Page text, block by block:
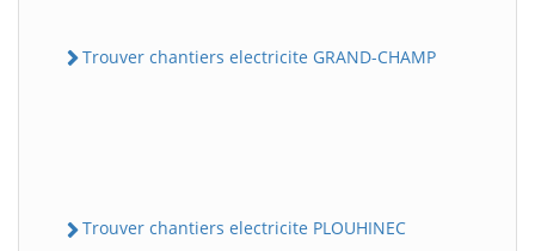
Trouver chantiers electricite GRAND-CHAMP
Trouver chantiers electricite PLOUHINEC